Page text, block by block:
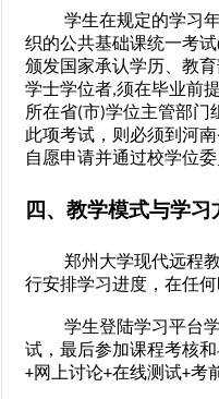
学生在规定的学习
织的公共基础课统一考试
颁发国家承认学历、教
学士学位者,须在毕业前
所在省(市)学位主管部门
此项考试，则必须到河
自愿申请并通过校学位
四、教学模式与学习
郑州大学现代远程
行安排学习进度，在任
学生登陆学习平台
试，最后参加课程考核
+网上讨论+在线测试+考